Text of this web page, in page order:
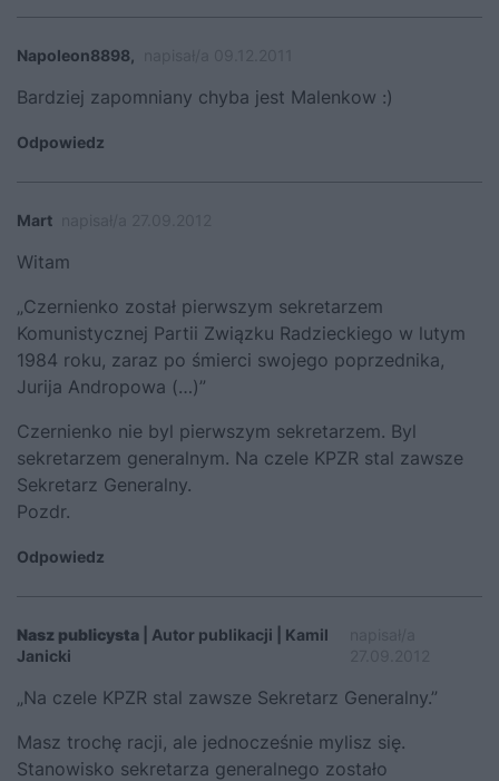
Napoleon8898,
Bardziej zapomniany chyba jest Malenkow :)
Odpowiedz
Mart
Witam
„Czernienko został pierwszym sekretarzem
Komunistycznej Partii Związku Radzieckiego w lutym
1984 roku, zaraz po śmierci swojego poprzednika,
Jurija Andropowa (…)”
Czernienko nie byl pierwszym sekretarzem. Byl
sekretarzem generalnym. Na czele KPZR stal zawsze
Sekretarz Generalny.
Pozdr.
Odpowiedz
Nasz publicysta | Autor publikacji | Kamil
Janicki
„Na czele KPZR stal zawsze Sekretarz Generalny.”
Masz trochę racji, ale jednocześnie mylisz się.
Stanowisko sekretarza generalnego zostało